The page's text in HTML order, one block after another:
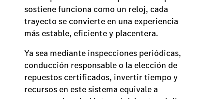
sostiene funciona como un reloj, cada
trayecto se convierte en una experiencia
más estable, eficiente y placentera.
Ya sea mediante inspecciones periódicas,
conducción responsable o la elección de
repuestos certificados, invertir tiempo y
recursos en este sistema equivale a